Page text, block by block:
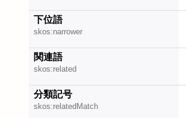
下位語
skos:narrower
関連語
skos:related
分類記号
skos:relatedMatch